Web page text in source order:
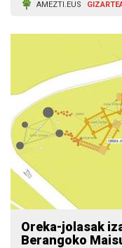
AMEZTI.EUS
Oreka-jolasak
Berangoko